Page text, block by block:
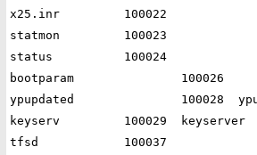
x25.inr		100022
statmon		100023
status		100024
bootparam		100026
ypupdated		100028	ypupdate
keyserv		100029	keyserver
tfsd		100037